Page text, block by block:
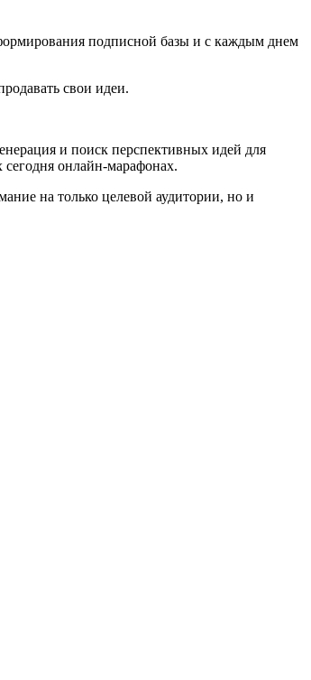
подписной базы и с каждым днем
свои идеи.
и поиск перспективных идей для
онлайн-марафонах.
на только целевой аудитории, но и